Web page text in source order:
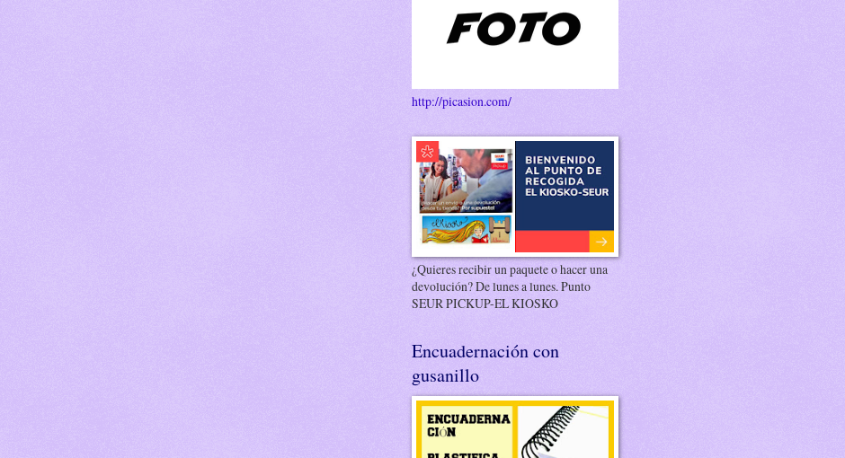
http://picasion.com/
¿Quieres recibir un paquete o hacer una
devolución? De lunes a lunes. Punto
SEUR PICKUP-EL KIOSKO
Encuadernación con
gusanillo